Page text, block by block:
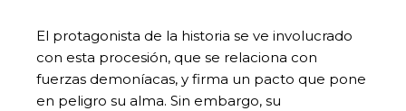
El protagonista de la historia se ve involucrado
con esta procesión, que se relaciona con
fuerzas demoníacas, y firma un pacto que pone
en peligro su alma. Sin embargo, su